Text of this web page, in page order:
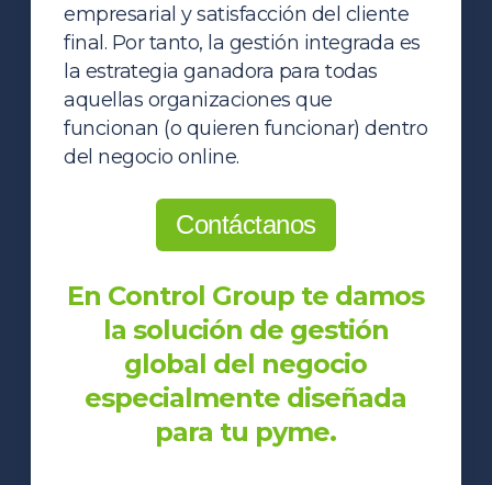
empresarial y satisfacción del cliente
final. Por tanto, la gestión integrada es
la estrategia ganadora para todas
aquellas organizaciones que
funcionan (o quieren funcionar) dentro
del negocio online.
Contáctanos
En Control Group te damos
la solución de gestión
global del negocio
especialmente diseñada
para tu pyme.